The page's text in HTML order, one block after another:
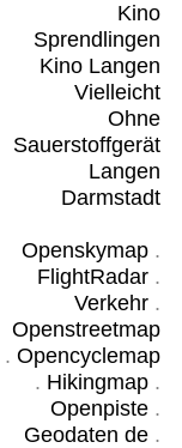
Kino
Sprendlingen
Kino Langen
Vielleicht
Ohne
Sauerstoffgerät
Langen
Darmstadt
Openskymap.
FlightRadar.
Verkehr.
Openstreetmap
. Opencyclemap
. Hikingmap.
Openpiste.
Geodaten de.